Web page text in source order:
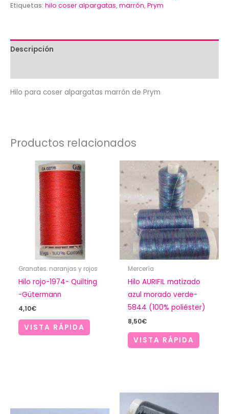
de
Etiquetas: hilo coser alpargatas,marrón,Prym
Descripción
Hilo para coser alpargatas marrón de Prym
Productos relacionados
Granates. naranjas y rojos
Hilo rojo-1974- Quilting
-Gütermann
4,10€
VISTA RÁPIDA
Mercería
Hilo AURIFIL matizado
azul morado verde-
5844 (100% poliéster)
8,50€
VISTA RÁPIDA